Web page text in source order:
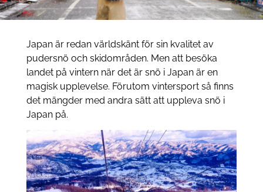
Japan är redan världskänt för sin kvalitet av
pudersnö och skidområden. Men att besöka
landet på vintern när det är snö i Japan är en
magisk upplevelse. Förutom vintersport så finns
det mängder med andra sätt att uppleva snö i
Japan på.